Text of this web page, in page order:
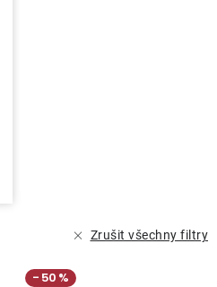
Zrušit všechny filtry
50 %